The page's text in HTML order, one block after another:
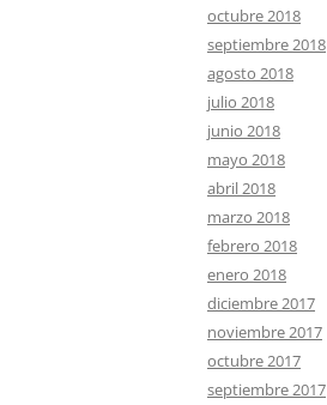
octubre 2018
septiembre 2018
agosto 2018
julio 2018
junio 2018
mayo 2018
abril 2018
marzo 2018
febrero 2018
enero 2018
diciembre 2017
noviembre 2017
octubre 2017
septiembre 2017